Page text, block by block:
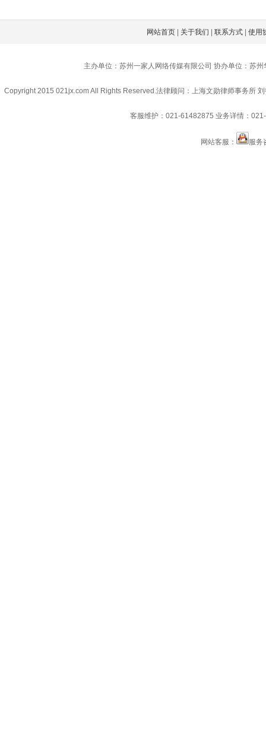
网站首页 关于我们 |联系方式 |使用
主办单位：苏州一家人网络传媒有限公司 协办单位：苏
Copyright 2015 021jx.com All Rights Reserved.法律顾问：上海文勋律师事务所
客服维护：021-61482875 业务详情：
网站客服： 服务